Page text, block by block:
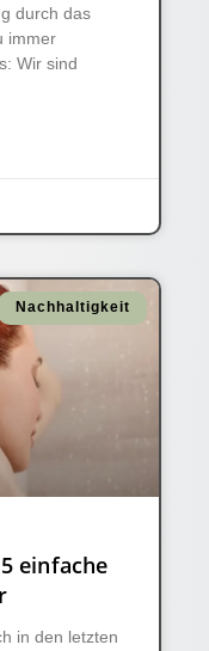
durch das
immer
Wir sind
Nachhaltigkeit
einfache
in den letzten